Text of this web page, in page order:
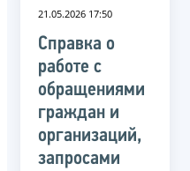
21.05.2026 17:50
Справка о
работе с
обращениями
граждан и
организаций,
запросами